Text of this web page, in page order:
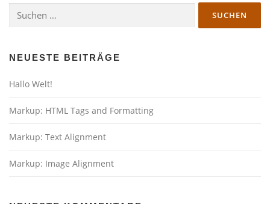
nach:
NEUESTE BEITRÄGE
Hallo Welt!
Markup: HTML Tags and Formatting
Markup: Text Alignment
Markup: Image Alignment